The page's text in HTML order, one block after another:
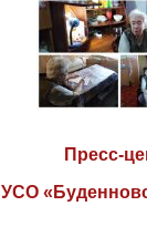
Пресс-